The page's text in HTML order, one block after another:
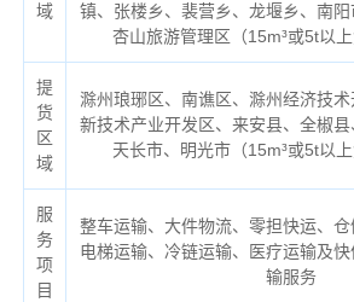
域
镇、张楼乡、裴营乡、龙堰乡、南阳
杏山旅游管理区（15m³或5t以
提
货
区
域
滁州琅琊区、南谯区、滁州经济技
新技术产业开发区、来安县、全椒县
天长市、明光市（15m³或5t以
服
务
项
目
整车运输、大件物流、零担快运、仓
电梯运输、冷链运输、医疗运输及
输服务